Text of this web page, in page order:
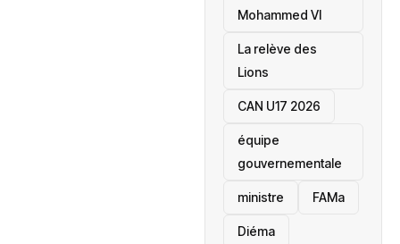
Mohammed VI
La relève des
Lions
CAN U17 2026
équipe
gouvernementale
ministre FAMa
Diéma